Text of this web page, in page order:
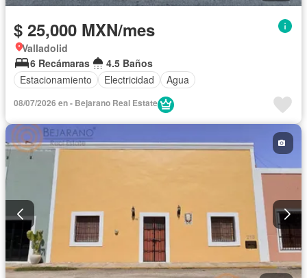
$ 25,000 MXN/mes
Valladolid
6 Recámaras
4.5 Baños
Estacionamiento
Electricidad Agua
08/07/2026 en - Bejarano Real Estate